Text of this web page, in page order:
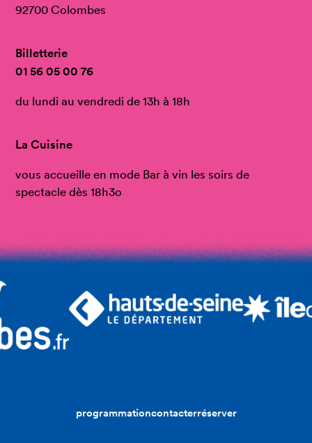
92700 Colombes
Billetterie
01 56 05 00 76
du lundi au vendredi de 13h à 18h
La Cuisine
vous accueille en mode Bar à vin les soirs de
spectacle dès 18h3o
programmationcontacterréserver